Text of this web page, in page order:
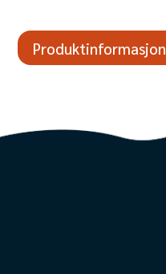
Produktinformasjon